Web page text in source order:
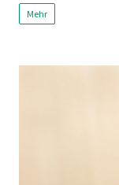
Mehr